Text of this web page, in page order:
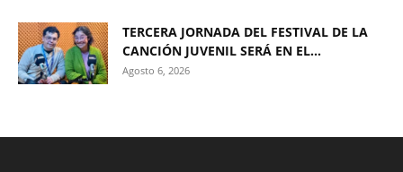
TERCERA JORNADA DEL FESTIVAL DE LA
CANCIÓN JUVENIL SERÁ EN EL...
Agosto 6, 2026